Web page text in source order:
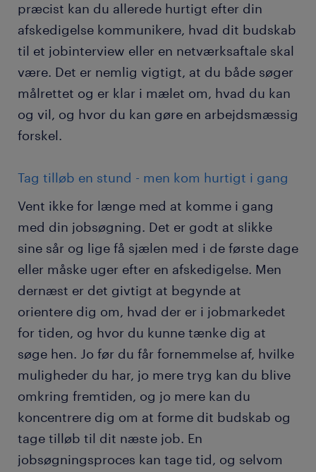
præcist kan du allerede hurtigt efter din
afskedigelse kommunikere, hvad dit budskab
til et jobinterview eller en netværksaftale skal
være. Det er nemlig vigtigt, at du både søger
målrettet og er klar i mælet om, hvad du kan
og vil, og hvor du kan gøre en arbejdsmæssig
forskel.
Tag tilløb en stund - men kom hurtigt i gang
Vent ikke for længe med at komme i gang
med din jobsøgning. Det er godt at slikke
sine sår og lige få sjælen med i de første dage
eller måske uger efter en afskedigelse. Men
dernæst er det givtigt at begynde at
orientere dig om, hvad der er i jobmarkedet
for tiden, og hvor du kunne tænke dig at
søge hen. Jo før du får fornemmelse af, hvilke
muligheder du har, jo mere tryg kan du blive
omkring fremtiden, og jo mere kan du
koncentrere dig om at forme dit budskab og
tage tilløb til dit næste job. En
jobsøgningsproces kan tage tid, og selvom